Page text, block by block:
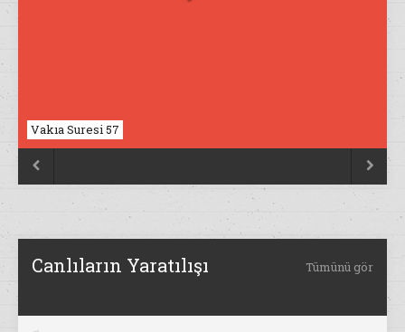
Vakıa Suresi 57
Nahl Suresi 17
 
Canlıların Yaratılışı Tümünü gör